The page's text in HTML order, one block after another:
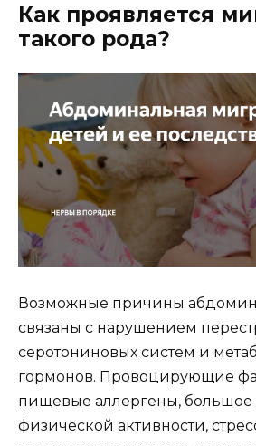
Как проявляется
такого рода?
Возможные причины
связаны с нарушением
серотониновых систем и
гормонов. Провоцирующие
пищевые аллергены, большое
физической активности,